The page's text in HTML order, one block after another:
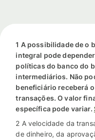
1 A possibilidade de o
integral pode
políticas do banco do
intermediários. Não
beneficiário receberá
transações. O valor
específica pode variar.
2 A velocidade da
de dinheiro, da